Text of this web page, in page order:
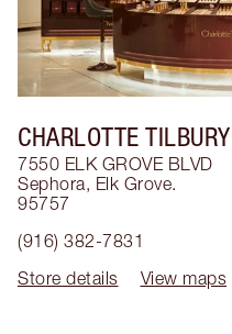
CHARLOTTE TILBURY
7550 ELK GROVE BLVD
Sephora, Elk Grove.
95757
(916) 382-7831
Store details
View maps